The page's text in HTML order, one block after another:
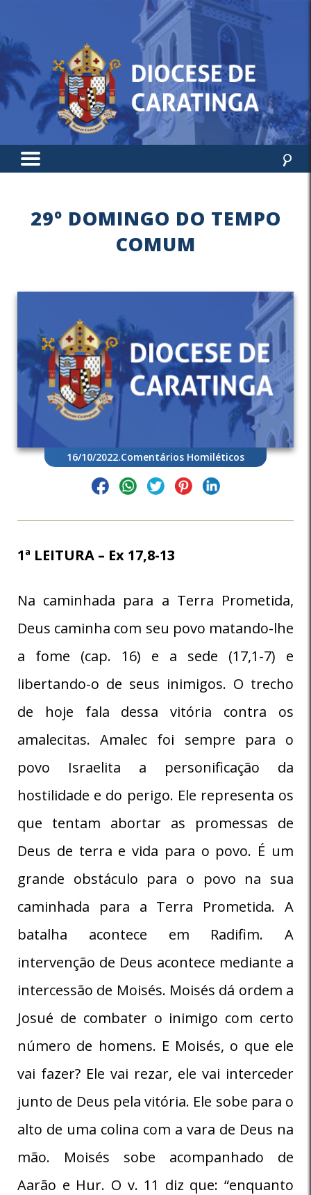
29º DOMINGO DO TEMPO
COMUM
16/10/2022.Comentários Homiléticos
1ª LEITURA – Ex 17,8-13
Na caminhada para a Terra Prometida,
Deus caminha com seu povo matando-lhe
a fome (cap. 16) e a sede (17,1-7) e
libertando-o de seus inimigos. O trecho
de hoje fala dessa vitória contra os
amalecitas. Amalec foi sempre para o
povo Israelita a personificação da
hostilidade e do perigo. Ele representa os
que tentam abortar as promessas de
Deus de terra e vida para o povo. É um
grande obstáculo para o povo na sua
caminhada para a Terra Prometida. A
batalha acontece em Radifim. A
intervenção de Deus acontece mediante a
intercessão de Moisés. Moisés dá ordem a
Josué de combater o inimigo com certo
número de homens. E Moisés, o que ele
vai fazer? Ele vai rezar, ele vai interceder
junto de Deus pela vitória. Ele sobe para o
alto de uma colina com a vara de Deus na
mão. Moisés sobe acompanhado de
Aarão e Hur. O v. 11 diz que: “enquanto